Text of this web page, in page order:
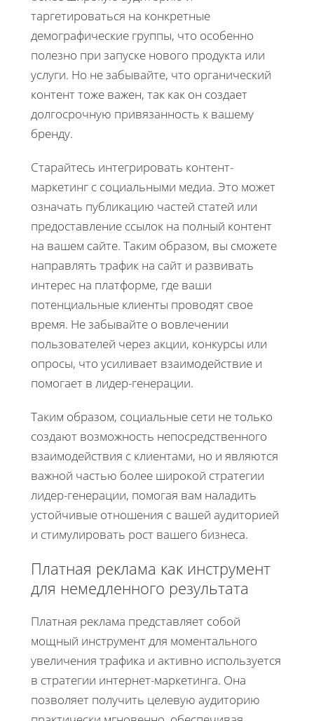
таргетироваться на конкретные
демографические группы, что особенно
полезно при запуске нового продукта или
услуги. Но не забывайте, что органический
контент тоже важен, так как он создает
долгосрочную привязанность к вашему
бренду.
Старайтесь интегрировать контент-
маркетинг с социальными медиа. Это может
означать публикацию частей статей или
предоставление ссылок на полный контент
на вашем сайте. Таким образом, вы сможете
направлять трафик на сайт и развивать
интерес на платформе, где ваши
потенциальные клиенты проводят свое
время. Не забывайте о вовлечении
пользователей через акции, конкурсы или
опросы, что усиливает взаимодействие и
помогает в лидер-генерации.
Таким образом, социальные сети не только
создают возможность непосредственного
взаимодействия с клиентами, но и являются
важной частью более широкой стратегии
лидер-генерации, помогая вам наладить
устойчивые отношения с вашей аудиторией
и стимулировать рост вашего бизнеса.
Платная реклама как инструмент
для немедленного результата
Платная реклама представляет собой
мощный инструмент для моментального
увеличения трафика и активно используется
в стратегии интернет-маркетинга. Она
позволяет получить целевую аудиторию